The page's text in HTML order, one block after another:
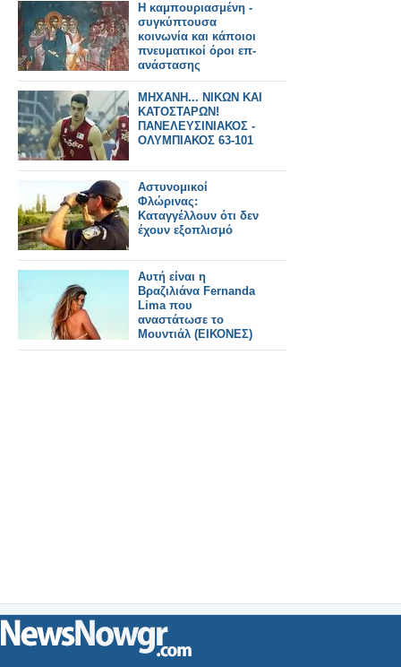
Η καμπουριασμένη -
συγκύπτουσα
κοινωνία και κάποιοι
πνευματικοί όροι επ-
ανάστασης
ΜΗΧΑΝΗ... ΝΙΚΩΝ ΚΑΙ
ΚΑΤΟΣΤΑΡΩΝ!
ΠΑΝΕΛΕΥΣΙΝΙΑΚΟΣ -
ΟΛΥΜΠΙΑΚΟΣ 63-101
Αστυνομικοί
Φλώρινας:
Καταγγέλλουν ότι δεν
έχουν εξοπλισμό
Αυτή είναι η
Βραζιλιάνα Fernanda
Lima που
αναστάτωσε το
Μουντιάλ (ΕΙΚΟΝΕΣ)